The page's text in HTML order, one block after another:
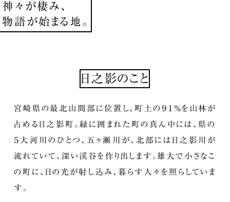
神々が棲み、
物語が始まる地。
日之影のこと
宮崎県の最北山間部に位置し、町土の９１％を山林が
占める日之影町。緑に囲まれた町の真ん中には、県の
５大河川のひとつ、五ヶ瀬川が、北部には日之影川が
流れていて、深い渓谷を作り出します。雄大で小さなこ
の町に、日の光が射し込み、暮らす人々を照らしていま
す。